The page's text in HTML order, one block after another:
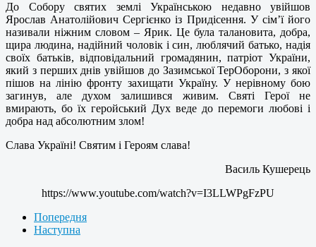
До Собору святих землі Українською недавно увійшов
Ярослав Анатолійович Сергієнко із Придісення. У сім’ї його
називали ніжним словом – Ярик. Це була талановита, добра,
щира людина, надійний чоловік і син, люблячий батько, надія
своїх батьків, відповідальний громадянин, патріот України,
який з перших днів увійшов до Зазимської ТерОборони,з якої
пішов на лінію фронту захищати Україну. У нерівному бою
загинув, але духом залишився живим. Святі Герої не
вмирають, бо їх геройський Дух веде до перемоги любові і
добра над абсолютним злом!
Слава Україні! Святим і Героям слава!
Василь Кушерець
https://www.youtube.com/watch?v=I3LLWPgFzPU
Попередня
Наступна